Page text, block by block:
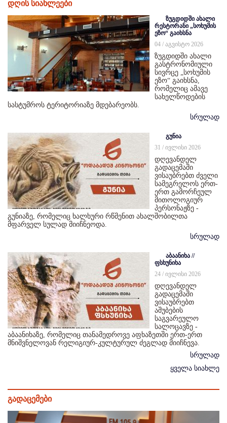
დღის სიახლეები
ზუგდიდში ახალი
რესტორანი „სოხუმის
ეზო“ გაიხსნა
04 / აგვისტო 2026
ზუგდიდში ახალი
გასტრონომიული
სივრცე „სოხუმის
ეზო“ გაიხსნა,
რომელიც ამავე
სახელწოდების
სასტუმროს ტერიტორიაზე მდებარეობს.
სრულად
გუნია
31 / ივლისი 2026
დღევანდელ
გადაცემაში
ვისაუბრებთ ძველი
სამეგრელოს ერთ-
ერთ გამორჩეულ
მითოლოგიურ
პერსონაჟზე -
გუნიაზე, რომელიც ხალხური რწმენით ახალშობილთა
მფარველ სულად მიიჩნეოდა.
სრულად
აბაანიხა //
ფსხუნიხა
24 / ივლისი 2026
დღევანდელ
გადაცემაში
ვისაუბრებთ
აშუბების
საგვარეულო
სალოცავზე -
აბაანიხაზე, რომელიც თანამედროვე აფხაზეთში ერთ-ერთ
მნიშვნელოვან რელიგიურ-კულტურულ ძეგლად მიიჩნევა.
სრულად
ყველა სიახლე
გადაცემები